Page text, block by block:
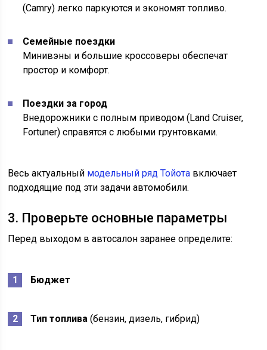
(Camry) легко паркуются и экономят топливо.
Семейные поездки
Минивэны и большие кроссоверы обеспечат
простор и комфорт.
Поездки за город
Внедорожники с полным приводом (Land Cruiser,
Fortuner) справятся с любыми грунтовками.
Весь актуальный модельный ряд Тойота включает
подходящие под эти задачи автомобили.
3. Проверьте основные параметры
Перед выходом в автосалон заранее определите:
Бюджет
Тип топлива (бензин, дизель, гибрид)